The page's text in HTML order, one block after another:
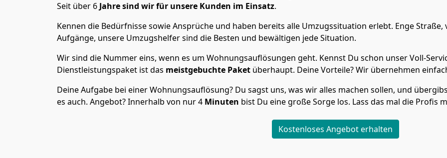
Seit über 6 Jahre sind wir für unsere Kunden im Einsatz.
Kennen die Bedürfnisse sowie Ansprüche und haben bereits alle Umzugssituation erlebt. Enge
Aufgänge, unsere Umzugshelfer sind die Besten und bewältigen jede Situation.
Wir sind die Nummer eins, wenn es um Wohnungsauflösungen geht. Kennst Du schon unser Voll-
Dienstleistungspaket ist das meistgebuchte Paket überhaupt. Deine Vorteile? Wir übernehmen
Deine Aufgabe bei einer Wohnungsauflösung? Du sagst uns, was wir alles machen sollen, und
es auch. Angebot? Innerhalb von nur 4 Minuten bist Du eine große Sorge los. Lass das mal die Profis
Kostenloses Angebot erhalten